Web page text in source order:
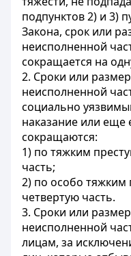
подпунктов 2) и 3)
Закона, срок или
неисполненной
сокращается на
2. Сроки или
неисполненной
социально
наказание или еще
сокращаются:
1) по тяжким
часть;
2) по особо тяжким
четвертую часть.
3. Сроки или
неисполненной
лицам, за